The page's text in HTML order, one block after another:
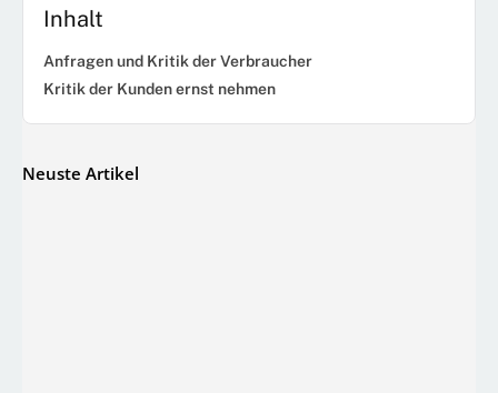
Inhalt
Anfragen und Kritik der Verbraucher
Kritik der Kunden ernst nehmen
Neuste Artikel